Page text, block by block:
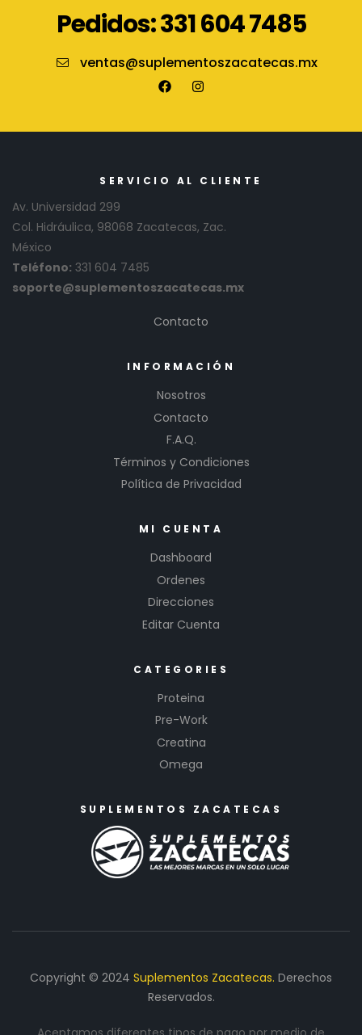
Pedidos: 331 604 7485
ventas@suplementoszacatecas.mx
SERVICIO AL CLIENTE
Av. Universidad 299
Col. Hidráulica, 98068 Zacatecas, Zac.
México
Teléfono: 331 604 7485
soporte@suplementoszacatecas.mx
Contacto
INFORMACIÓN
Nosotros
Contacto
F.A.Q.
Términos y Condiciones
Política de Privacidad
MI CUENTA
Dashboard
Ordenes
Direcciones
Editar Cuenta
CATEGORIES
Proteina
Pre-Work
Creatina
Omega
SUPLEMENTOS ZACATECAS
Copyright © 2024 Suplementos Zacatecas. Derechos
Reservados.